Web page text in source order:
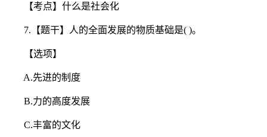
【考点】什么是社会化
7.【题干】人的全面发展的物质基础是( )。
【选项】
A.先进的制度
B.力的高度发展
C.丰富的文化